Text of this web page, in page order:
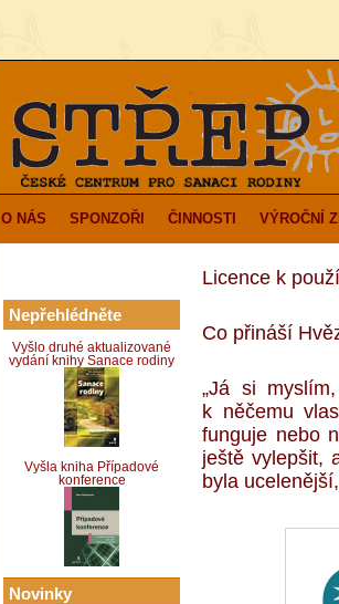
O NÁS SPONZOŘI ČINNOSTI VÝROČNÍ
Nepřehlédněte
Vyšlo druhé aktualizované
vydání knihy Sanace rodiny
Vyšla kniha Případové
konference
Novinky
Licence k
Co přináší
„Já si
k něčemu
funguje nebo
ještě vylepšit,
byla